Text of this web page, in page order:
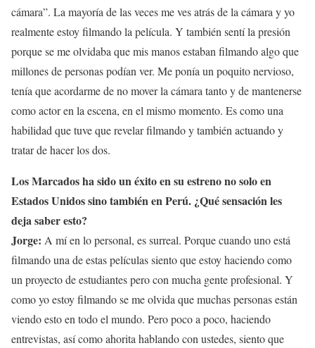
cámara”. La mayoría de las veces me ves atrás de la cámara y yo
realmente estoy filmando la película. Y también sentí la presión
porque se me olvidaba que mis manos estaban filmando algo que
millones de personas podían ver. Me ponía un poquito nervioso,
tenía que acordarme de no mover la cámara tanto y de mantenerse
como actor en la escena, en el mismo momento. Es como una
habilidad que tuve que revelar filmando y también actuando y
tratar de hacer los dos.
Los Marcados ha sido un éxito en su estreno no solo en
Estados Unidos sino también en Perú. ¿Qué sensación les
deja saber esto?
Jorge: A mí en lo personal, es surreal. Porque cuando uno está
filmando una de estas películas siento que estoy haciendo como
un proyecto de estudiantes pero con mucha gente profesional. Y
como yo estoy filmando se me olvida que muchas personas están
viendo esto en todo el mundo. Pero poco a poco, haciendo
entrevistas, así como ahorita hablando con ustedes, siento que